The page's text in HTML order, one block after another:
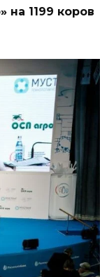
на 1199 коров